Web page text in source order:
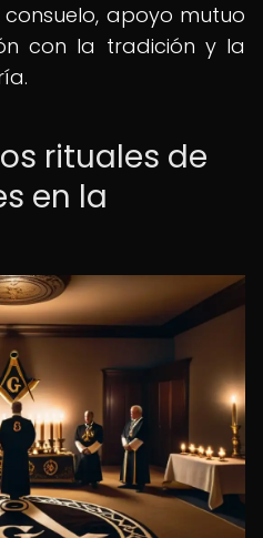
apoyo mutuo
con la tradición y la
rituales de
en la